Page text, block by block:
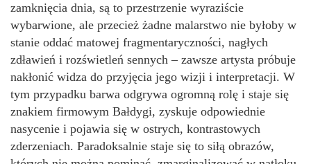
zamknięcia dnia, są to przestrzenie wyraziście
wybarwione, ale przecież żadne malarstwo nie byłoby w
stanie oddać matowej fragmentaryczności, nagłych
zdławień i rozświetleń sennych – zawsze artysta próbuje
nakłonić widza do przyjęcia jego wizji i interpretacji. W
tym przypadku barwa odgrywa ogromną rolę i staje się
znakiem firmowym Bałdygi, zyskuje odpowiednie
nasycenie i pojawia się w ostrych, kontrastowych
zderzeniach. Paradoksalnie staje się to siłą obrazów,